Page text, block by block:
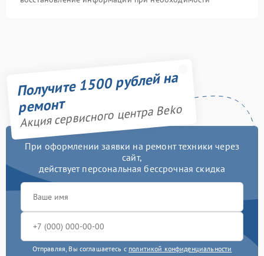
Получите 1500 рублей на
ремонт
Акция сервисного центра Beko
При оформлении заявки на ремонт техники через
сайт,
действует персональная бессрочная скидка
Отправляя, Вы соглашаетесь с политикой конфиденциальности